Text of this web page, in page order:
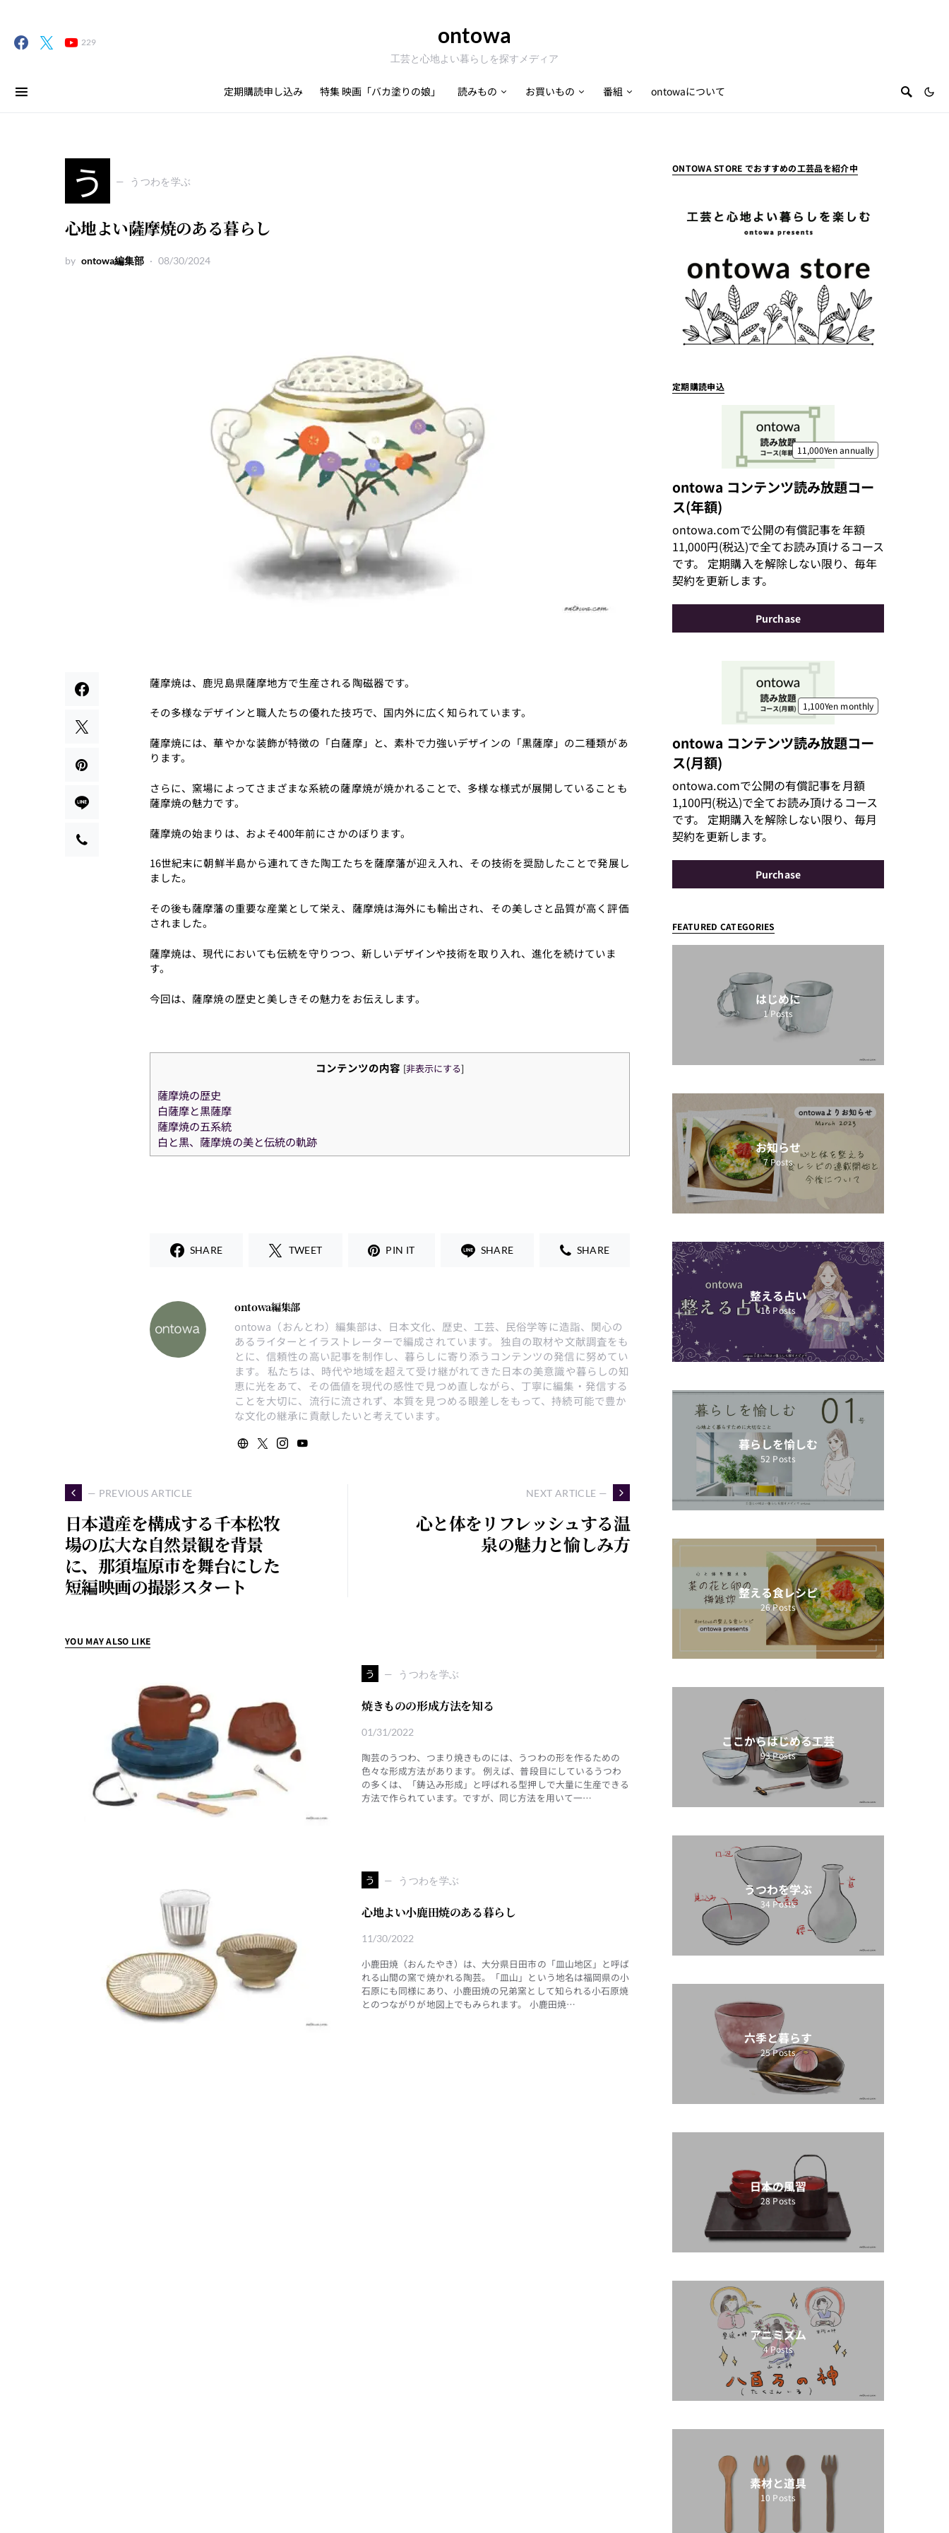
229 ontowa
工芸と心地よい暮らしを探すメディア
定期購読申し込み 特集 映画「バカ塗りの娘」 読みもの お買いもの 番組 ontowaについて
う うつわを学ぶ
心地よい薩摩焼のある暮らし
by ontowa編集部 08/30/2024
薩摩焼は、鹿児島県薩摩地方で生産される陶磁器です。
その多様なデザインと職人たちの優れた技巧で、国内外に広く知られています。
薩摩焼には、華やかな装飾が特徴の「白薩摩」と、素朴で力強いデザインの「黒薩摩」の二種類があ
ります。
さらに、窯場によってさまざまな系統の薩摩焼が焼かれることで、多様な様式が展開していることも
薩摩焼の魅力です。
薩摩焼の始まりは、およそ400年前にさかのぼります。
16世紀末に朝鮮半島から連れてきた陶工たちを薩摩藩が迎え入れ、その技術を奨励したことで発展し
ました。
その後も薩摩藩の重要な産業として栄え、薩摩焼は海外にも輸出され、その美しさと品質が高く評価
されました。
薩摩焼は、現代においても伝統を守りつつ、新しいデザインや技術を取り入れ、進化を続けていま
す。
今回は、薩摩焼の歴史と美しきその魅力をお伝えします。
コンテンツの内容 [非表示にする]
薩摩焼の歴史
白薩摩と黒薩摩
薩摩焼の五系統
白と黒、薩摩焼の美と伝統の軌跡
SHARE TWEET PIN IT SHARE SHARE
ontowa編集部
ontowa（おんとわ）編集部は、日本文化、歴史、工芸、民俗学等に造詣、関心の
あるライターとイラストレーターで編成されています。 独自の取材や文献調査をも
とに、信頼性の高い記事を制作し、暮らしに寄り添うコンテンツの発信に努めてい
ます。 私たちは、時代や地域を超えて受け継がれてきた日本の美意識や暮らしの知
恵に光をあて、その価値を現代の感性で見つめ直しながら、丁寧に編集・発信する
ことを大切に、流行に流されず、本質を見つめる眼差しをもって、持続可能で豊か
な文化の継承に貢献したいと考えています。
— PREVIOUS ARTICLE
日本遺産を構成する千本松牧
場の広大な自然景観を背景
に、那須塩原市を舞台にした
短編映画の撮影スタート
NEXT ARTICLE —
心と体をリフレッシュする温
泉の魅力と愉しみ方
YOU MAY ALSO LIKE
う うつわを学ぶ
焼きものの形成方法を知る
01/31/2022
陶芸のうつわ、つまり焼きものには、うつわの形を作るための
色々な形成方法があります。 例えば、普段目にしているうつわ
の多くは、「鋳込み形成」と呼ばれる型押しで大量に生産できる
方法で作られています。ですが、同じ方法を用いて一…
う うつわを学ぶ
心地よい小鹿田焼のある暮らし
11/30/2022
小鹿田焼（おんたやき）は、大分県日田市の「皿山地区」と呼ば
れる山間の窯で焼かれる陶芸。「皿山」という地名は福岡県の小
石原にも同様にあり、小鹿田焼の兄弟窯として知られる小石原焼
とのつながりが地図上でもみられます。 小鹿田焼…
ONTOWA STORE でおすすめの工芸品を紹介中
定期購読申込
11,000Yenannually
ontowa コンテンツ読み放題コー
ス(年額)
ontowa.comで公開の有償記事を年額
11,000円(税込)で全てお読み頂けるコース
です。 定期購入を解除しない限り、毎年
契約を更新します。
Purchase
1,100Yen monthly
ontowa コンテンツ読み放題コー
ス(月額)
ontowa.comで公開の有償記事を月額
1,100円(税込)で全てお読み頂けるコース
です。 定期購入を解除しない限り、毎月
契約を更新します。
Purchase
FEATURED CATEGORIES
はじめに
1 Posts
お知らせ
7Posts
整える占い
16 Posts
暮らしを愉しむ
52 Posts
整える食レシピ
26Posts
ここからはじめる工芸
93Posts
うつわを学ぶ
34 Posts
六季と暮らす
25Posts
日本の風習
28Posts
アニミズム
4Posts
素材と道具
10 Posts